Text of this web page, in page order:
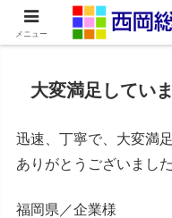
ネット印刷
大変満足してい
迅速、丁寧で、大変満
ありがとうございました
福岡県／企業様
メニュー